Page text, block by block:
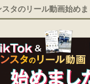
タのリール動画始めま